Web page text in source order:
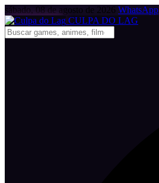
sábado, 08 de agosto de 2026 WhatsApp
CULPA DO LAG